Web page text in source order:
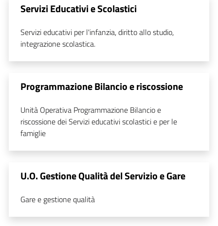
Servizi Educativi e Scolastici
Servizi educativi per l'infanzia, diritto allo studio,
integrazione scolastica.
Programmazione Bilancio e riscossione
Unità Operativa Programmazione Bilancio e
riscossione dei Servizi educativi scolastici e per le
famiglie
U.O. Gestione Qualità del Servizio e Gare
Gare e gestione qualità